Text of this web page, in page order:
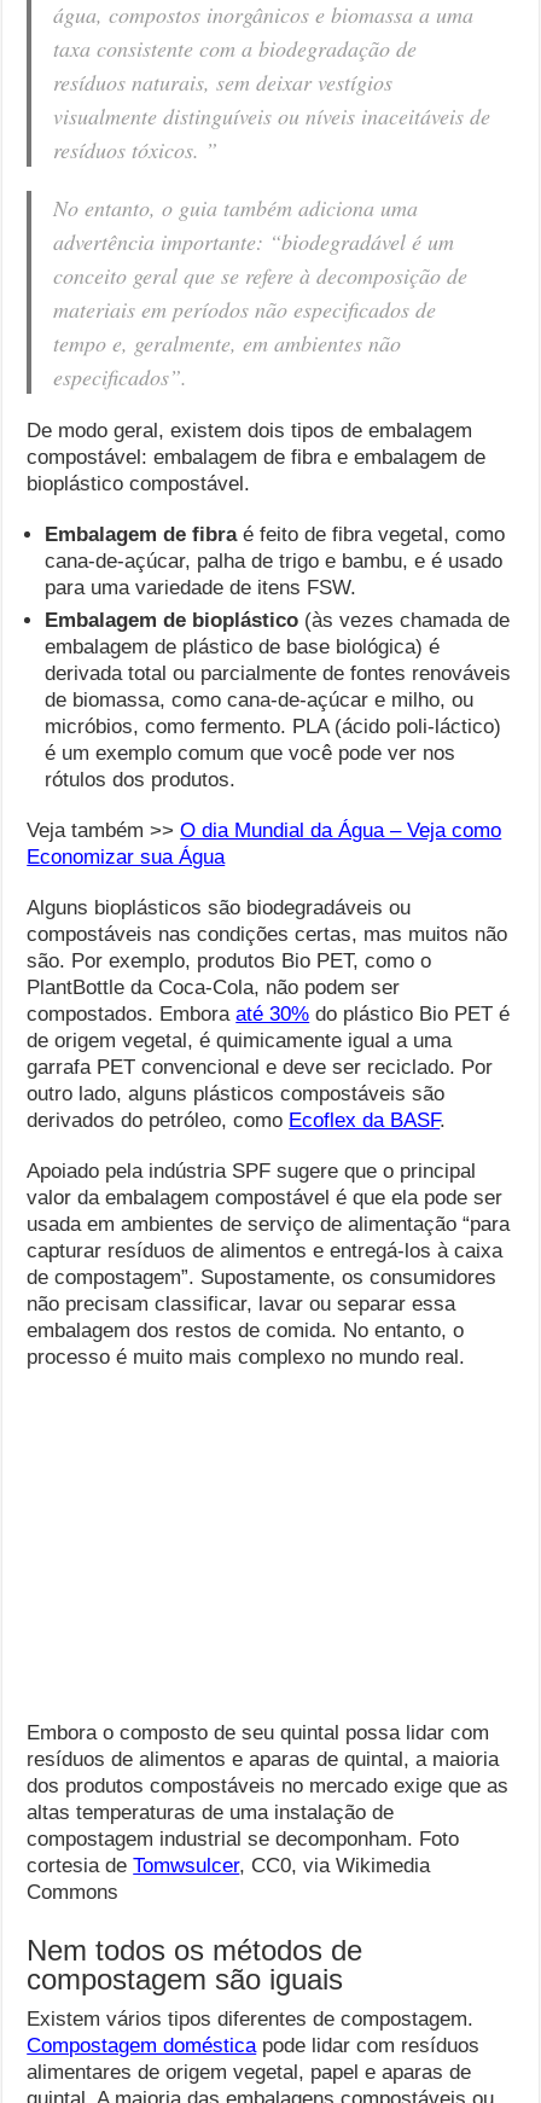
água, compostos inorgânicos e biomassa a uma
taxa consistente com a biodegradação de
resíduos naturais, sem deixar vestígios
visualmente distinguíveis ou níveis inaceitáveis ​​de
resíduos tóxicos. ”
No entanto, o guia também adiciona uma
advertência importante: “biodegradável é um
conceito geral que se refere à decomposição de
materiais em períodos não especificados de
tempo e, geralmente, em ambientes não
especificados”.
De modo geral, existem dois tipos de embalagem
compostável: embalagem de fibra e embalagem de
bioplástico compostável.
Embalagem de fibraé feito de fibra vegetal, como
cana-de-açúcar, palha de trigo e bambu, e é usado
para uma variedade de itens FSW.
Embalagem de bioplástico (às vezes chamada de
embalagem de plástico de base biológica) é
derivada total ou parcialmente de fontes renováveis
​​de biomassa, como cana-de-açúcar e milho, ou
micróbios, como fermento. PLA (ácido poli-láctico)
é um exemplo comum que você pode ver nos
rótulos dos produtos.
Veja também >>O dia Mundial da Água – Veja como
Economizar sua Água
Alguns bioplásticos são biodegradáveis ​​ou
compostáveis ​​nas condições certas, mas muitos não
são. Por exemplo, produtos Bio PET, como o
PlantBottle da Coca-Cola, não podem ser
compostados. Emboraaté 30% do plástico Bio PET é
de origem vegetal, é quimicamente igual a uma
garrafa PET convencional e deve ser reciclado. Por
outro lado, alguns plásticos compostáveis ​​são
derivados do petróleo, como Ecoflex da BASF.
Apoiado pela indústria SPF sugere que o principal
valor da embalagem compostável é que ela pode ser
usada em ambientes de serviço de alimentação “para
capturar resíduos de alimentos e entregá-los à caixa
de compostagem”. Supostamente, os consumidores
não precisam classificar, lavar ou separar essa
embalagem dos restos de comida. No entanto, o
processo é muito mais complexo no mundo real.
Embora o composto de seu quintal possa lidar com
resíduos de alimentos e aparas de quintal, a maioria
dos produtos compostáveis ​​no mercado exige que as
altas temperaturas de uma instalação de
compostagem industrial se decomponham. Foto
cortesia deTomwsulcer, CC0, via Wikimedia
Commons
Nem todos os métodos de
compostagem são iguais
Existem vários tipos diferentes de compostagem.
Compostagem domésticapode lidar com resíduos
alimentares de origem vegetal, papel e aparas de